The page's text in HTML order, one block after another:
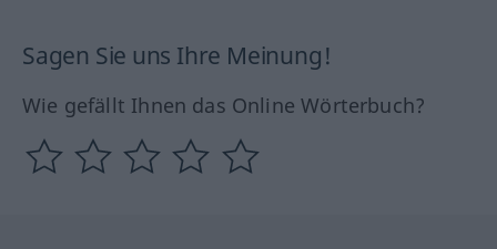
Sagen Sie uns Ihre Meinung!
Wie gefällt Ihnen das Online Wörterbuch?